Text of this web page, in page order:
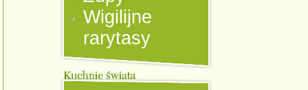
Wigilijne
rarytasy